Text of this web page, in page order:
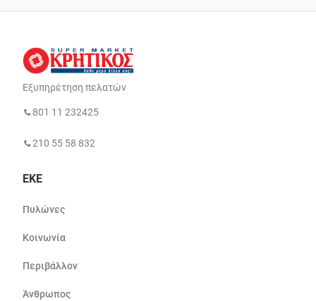
Εξυπηρέτηση πελατών
801 11 232425
210 55 58 832
ΕΚΕ
Πυλώνες
Κοινωνία
Περιβάλλον
Άνθρωπος